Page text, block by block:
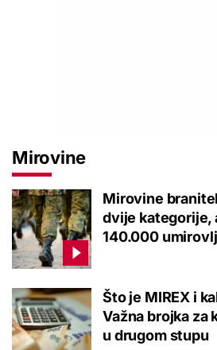
Mirovine
Mirovine
dvije kategorije,
140.000
Što je MIREX i
Važna brojka za
u drugom stupu